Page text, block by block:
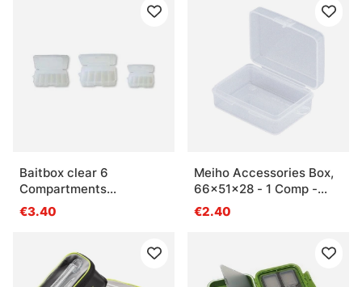
Baitbox clear 6
Compartments
110x200mm
€3.40
Meiho Accessories Box,
66x51x28 - 1 Comp -
Clear
€2.40